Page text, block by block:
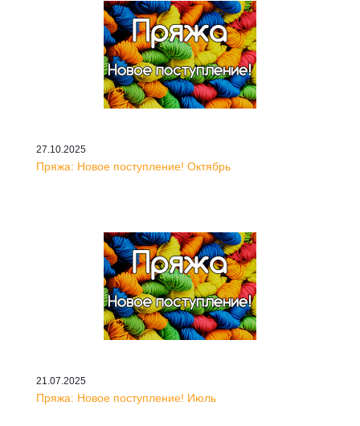
27.10.2025
Пряжа: Новое поступление! Октябрь
21.07.2025
Пряжа: Новое поступление! Июль